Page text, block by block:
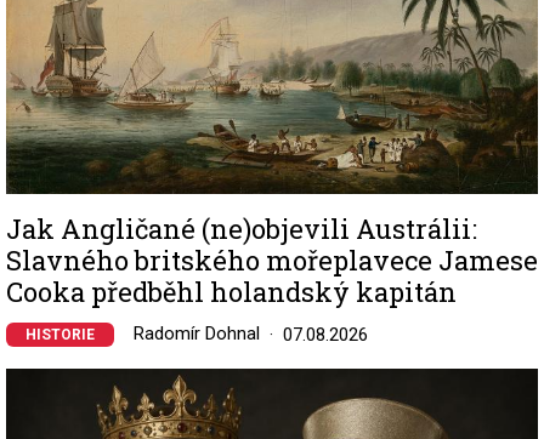
Jak Angličané (ne)objevili Austrálii:
Slavného britského mořeplavece Jamese
Cooka předběhl holandský kapitán
HISTORIE Radomír Dohnal 07.08.2026